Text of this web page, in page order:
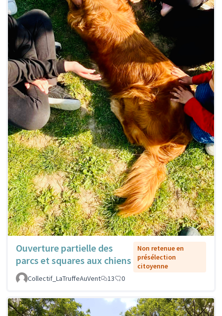
Ouverture partielle des
parcs et squares aux chiens
Non retenue en
présélection
citoyenne
Collectif_LaTruffeAuVent
13 0